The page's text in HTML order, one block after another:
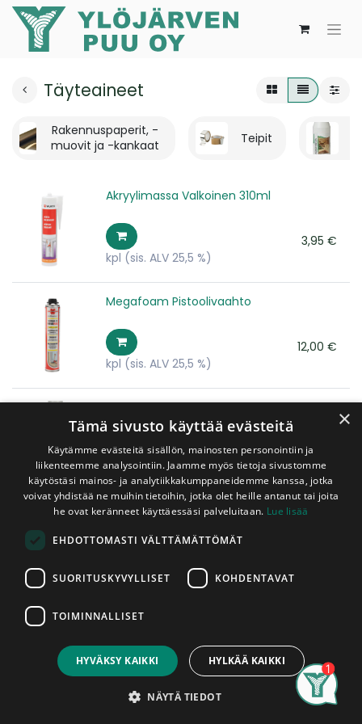
Account
Täyteaineet
Rakennuspaperit, -
muovit ja -kankaat
Teipit
Akryylimassa Valkoinen 310ml
3,95 €
kpl (sis. ALV 25,5 %)
Megafoam Pistoolivaahto
12,00 €
kpl (sis. ALV 25,5 %)
Uretaani 750ml WUFOAM
10,00
kpl(sis. ALV 25,5 %)
Puutavaraa sisälle, ulos ja sille välille
rakentamisen ja remontoinnin tarpeisiin
×
Tämä sivusto käyttää evästeitä
Käytämme evästeitä sisällön, mainosten personointiin ja
liikenteemme analysointiin. Jaamme myös tietoja sivustomme
käytöstäsi mainos- ja analytiikkakumppaneidemme kanssa, jotka
voivat yhdistää ne muihin tietoihin, jotka olet heille antanut tai joita
he ovat keränneet käyttäessäsi palveluitaan. Lue lisää
EHDOTTOMASTI VÄLTTÄMÄTTÖMÄT
SUORITUSKYVYLLISET KOHDENTAVAT
TOIMINNALLISET
HYVÄKSY KAIKKI HYLKÄÄ KAIKKI
NÄYTÄ TIEDOT